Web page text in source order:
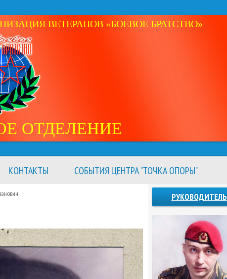
ВЕТЕРАНОВ «БОЕВОЕ БРАТСТВО»
ОТДЕЛЕНИЕ
КОНТАКТЫ СОБЫТИЯ ЦЕНТРА "ТОЧКА ОПОРЫ"
РУКОВОДИТЕЛЬ